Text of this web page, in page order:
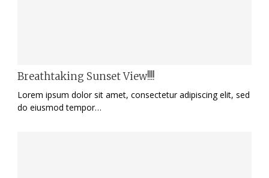
Breathtaking Sunset View!!!!
Lorem ipsum dolor sit amet, consectetur adipiscing elit, sed
do eiusmod tempor…